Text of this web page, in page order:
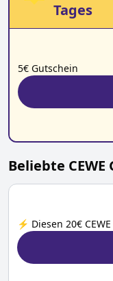
Tages
5€ Gutschein
Beliebte CEWE
⚡ Diesen 20€